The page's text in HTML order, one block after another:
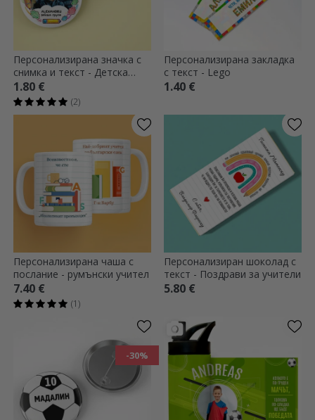
Персонализирана значка с
снимка и текст - Детска
градина
1.80 €
(2)
Персонализирана закладка
с текст - Lego
1.40 €
Персонализирана чаша с
послание - румънски учител
7.40 €
(1)
Персонализиран шоколад с
текст - Поздрави за учители
5.80 €
-30%